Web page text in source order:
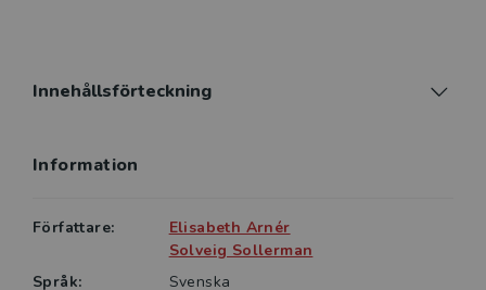
att boken bidrar till ett ökat intresse för såväl det
händelser i förskolan. Att dokumentera i form av
berättelser synliggör den vardag som pågår och
gynnar möjligheten att betrakta det som händer ur
Innehållsförteckning
Information
Författare:
Elisabeth Arnér
Solveig Sollerman
Språk:
Svenska